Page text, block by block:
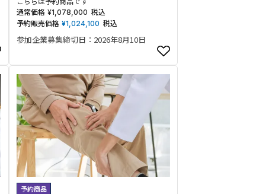
通常価格 ¥1,078,000 税込
予約販売価格 ¥1,024,100 税込
参加企業募集締切日：2026年8月10日
予約商品